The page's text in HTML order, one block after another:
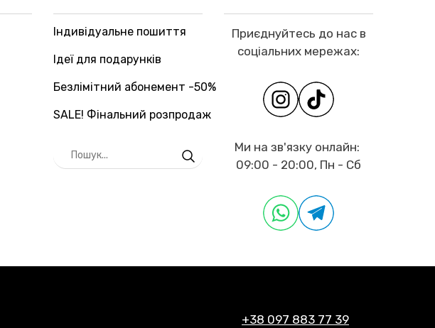
Індивідуальне пошиття
Ідеї для подарунків
Безлімітний абонемент -50%
SALE! Фінальний розпродаж
Приєднуйтесь до нас в
соціальних мережах:
Ми на зв'язку онлайн:
09:00 - 20:00, Пн - Сб
+38 097 883 77 39